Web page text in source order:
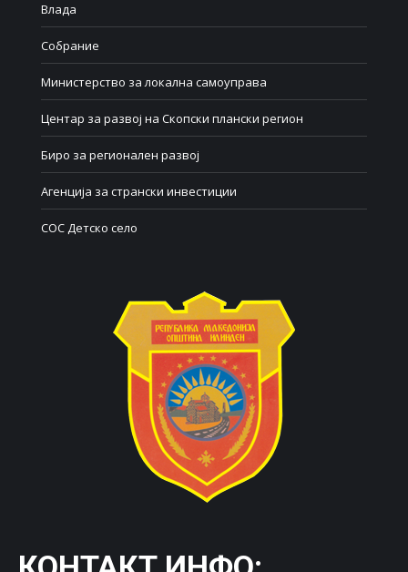
Влада
Собрание
Министерство за локална самоуправа
Центар за развој на Скопски плански регион
Биро за регионален развој
Агенција за странски инвестиции
СОС Детско село